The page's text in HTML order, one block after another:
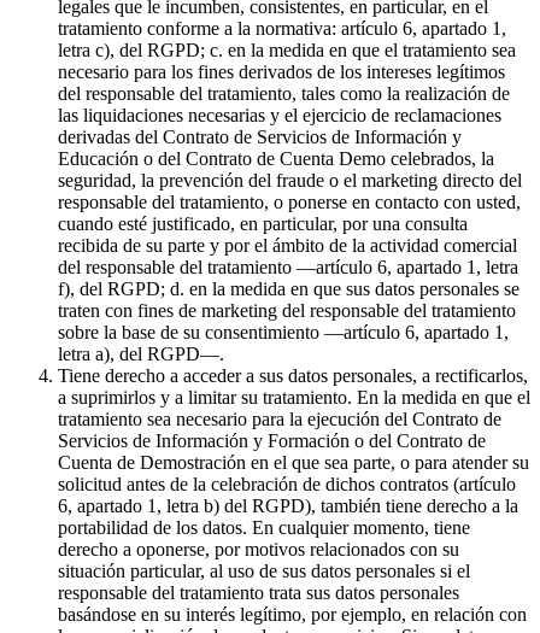
legales que le incumben, consistentes, en particular, en el
tratamiento conforme a la normativa: artículo 6, apartado 1,
letra c), del RGPD; c. en la medida en que el tratamiento sea
necesario para los fines derivados de los intereses legítimos
del responsable del tratamiento, tales como la realización de
las liquidaciones necesarias y el ejercicio de reclamaciones
derivadas del Contrato de Servicios de Información y
Educación o del Contrato de Cuenta Demo celebrados, la
seguridad, la prevención del fraude o el marketing directo del
responsable del tratamiento, o ponerse en contacto con usted,
cuando esté justificado, en particular, por una consulta
recibida de su parte y por el ámbito de la actividad comercial
del responsable del tratamiento —artículo 6, apartado 1, letra
f), del RGPD; d. en la medida en que sus datos personales se
traten con fines de marketing del responsable del tratamiento
sobre la base de su consentimiento —artículo 6, apartado 1,
letra a), del RGPD—.
Tiene derecho a acceder a sus datos personales, a rectificarlos,
a suprimirlos y a limitar su tratamiento. En la medida en que el
tratamiento sea necesario para la ejecución del Contrato de
Servicios de Información y Formación o del Contrato de
Cuenta de Demostración en el que sea parte, o para atender su
solicitud antes de la celebración de dichos contratos (artículo
6, apartado 1, letra b) del RGPD), también tiene derecho a la
portabilidad de los datos. En cualquier momento, tiene
derecho a oponerse, por motivos relacionados con su
situación particular, al uso de sus datos personales si el
responsable del tratamiento trata sus datos personales
basándose en su interés legítimo, por ejemplo, en relación con